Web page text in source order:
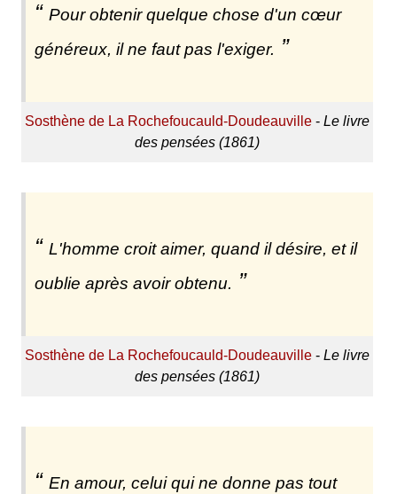
Pour obtenir quelque chose d'un cœur
généreux, il ne faut pas l'exiger.
Sosthène de La Rochefoucauld-Doudeauville- Le livre
des pensées (1861)
L'homme croit aimer, quand il désire, et il
oublie après avoir obtenu.
Sosthène de La Rochefoucauld-Doudeauville- Le livre
des pensées (1861)
En amour, celui qui ne donne pas tout